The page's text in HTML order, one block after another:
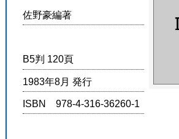
佐野豪編著
B5判 120頁
1983年8月 発行
ISBN 978-4-316-36260-1